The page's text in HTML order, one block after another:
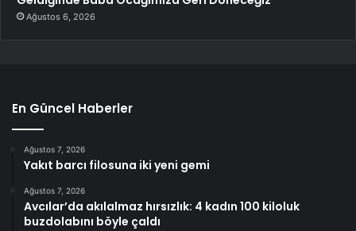
Ağustos 6, 2026
En Güncel Haberler
Ağustos 7, 2026
Yakıt barcı filosuna iki yeni gemi
Ağustos 7, 2026
Avcılar’da akılalmaz hırsızlık: 4 kadın 100 kiloluk
buzdolabını böyle çaldı